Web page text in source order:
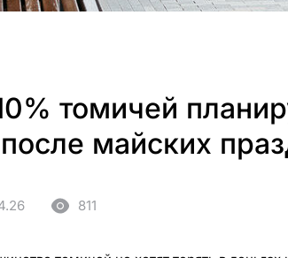
томичей
майских
811